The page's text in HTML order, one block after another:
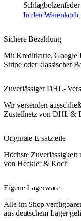
In den Warenkorb
Sichere Bezahlung
Mit Kreditkarte, Google
Stripe oder klassischer
Zuverlässiger DHL-
Wir versenden
Zustellnetz von DHL &
Originale Ersatzteile
Höchste Zuverlässigkeit
von Heckler & Koch
Eigene Lagerware
Alle im Shop
aus deutschem Lager